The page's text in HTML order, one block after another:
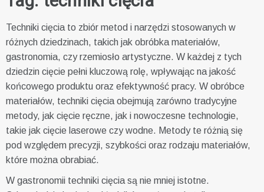
Techniki cięcia to zbiór metod i narzędzi stosowanych w
różnych dziedzinach, takich jak obróbka materiałów,
gastronomia, czy rzemiosło artystyczne. W każdej z tych
dziedzin cięcie pełni kluczową rolę, wpływając na jakość
końcowego produktu oraz efektywność pracy. W obróbce
materiałów, techniki cięcia obejmują zarówno tradycyjne
metody, jak cięcie ręczne, jak i nowoczesne technologie,
takie jak cięcie laserowe czy wodne. Metody te różnią się
pod względem precyzji, szybkości oraz rodzaju materiałów,
które można obrabiać.
W gastronomii techniki cięcia są nie mniej istotne.